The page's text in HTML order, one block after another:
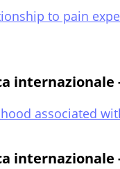
to pain
internazionale
associated
internazionale